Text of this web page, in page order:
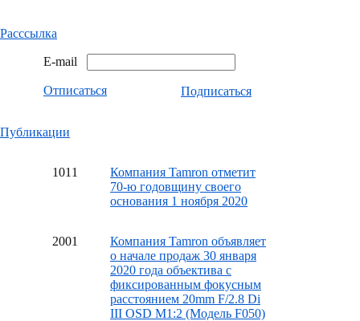
Расссылка
E-mail
Отписаться Подписаться
Публикации
1011
Компания Tamron отметит
70-ю годовщину своего
основания 1 ноября 2020
2001
Компания Tamron объявляет
о начале продаж 30 января
2020 года объектива с
фиксированным фокусным
расстоянием 20mm F/2.8 Di
III OSD M1:2 (Модель F050)